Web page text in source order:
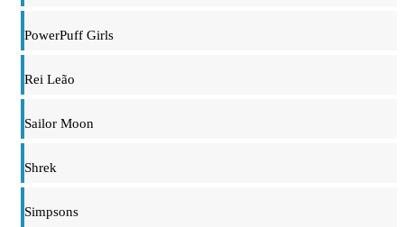
PowerPuff Girls
Rei Leão
Sailor Moon
Shrek
Simpsons